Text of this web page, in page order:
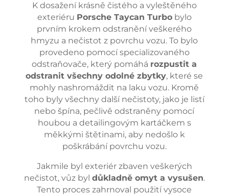
K dosažení krásně čistého a vyleštěného
exteriéru Porsche Taycan Turbobylo
prvním krokem odstranění veškerého
hmyzu a nečistot z povrchu vozu. To bylo
provedeno pomocí specializovaného
odstraňovače, který pomáhá rozpustit a
odstranit všechny odolné zbytky, které se
mohly nashromáždit na laku vozu. Kromě
toho byly všechny další nečistoty, jako je listí
nebo špína, pečlivě odstraněny pomocí
houbou a detailingovým kartáčkem s
měkkými štětinami, aby nedošlo k
poškrábání povrchu vozu.
Jakmile byl exteriér zbaven veškerých
nečistot, vůz byl důkladně omyt a vysušen.
Tento proces zahrnoval použití vysoce